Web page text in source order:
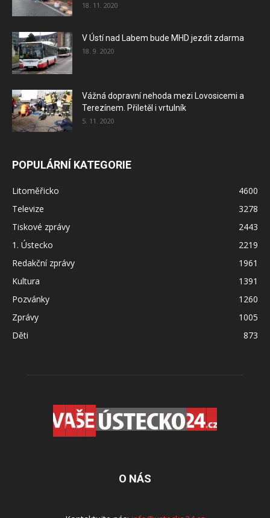
18. 11. 2020
V Ústí nad Labem bude MHD jezdit zdarma
18. 9. 2020
Vážná dopravní nehoda mezi Lovosicemi a
Terezínem. Přiletěl i vrtulník
5. 11. 2020
POPULÁRNÍ KATEGORIE
Litoměřicko
4600
Televize
3278
Tiskové zprávy
2443
1. Ústecko
2219
Redakční zprávy
1961
Kultura
1391
Pozvánky
1260
Zprávy
1005
Děti
873
O NÁS